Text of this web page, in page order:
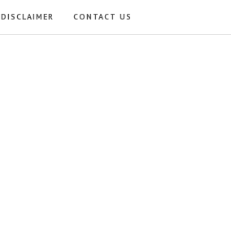
DISCLAIMER CONTACT US